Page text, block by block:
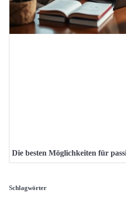
Die besten Möglichkeiten für
Schlagwörter